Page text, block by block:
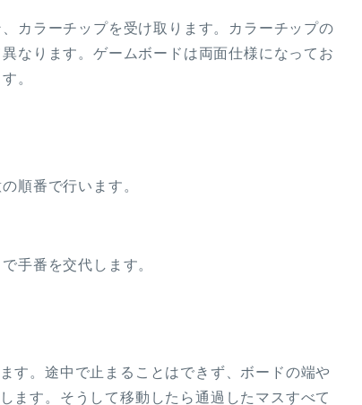
カラーチップを受け取ります。カラーチップの
なります。ゲームボードは両面仕様になってお
。
順番で行います。
手番を交代します。
す。途中で止まることはできず、ボードの端や
ます。そうして移動したら通過したマスすべて